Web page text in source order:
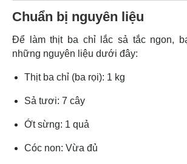
Chuẩn bị nguyên liệu
Để làm thịt ba chỉ lắc sả tắc ngon,
những nguyên liệu dưới đây:
Thịt ba chỉ (ba rọi): 1 kg
Sả tươi: 7 cây
Ớt sừng: 1 quả
Cóc non: Vừa đủ